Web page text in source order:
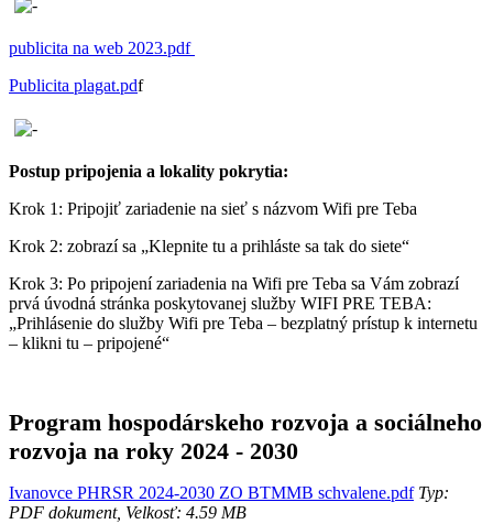
publicita na web 2023.pdf
Publicita plagat.pdf
Postup pripojenia a lokality pokrytia:
Krok 1: Pripojiť zariadenie na sieť s názvom Wifi pre Teba
Krok 2: zobrazí sa „Klepnite tu a prihláste sa tak do siete“
Krok 3: Po pripojení zariadenia na Wifi pre Teba sa Vám zobrazí
prvá úvodná stránka poskytovanej služby WIFI PRE TEBA:
„Prihlásenie do služby Wifi pre Teba – bezplatný prístup k internetu
– klikni tu – pripojené“
Program hospodárskeho rozvoja a sociálneho
rozvoja na roky 2024 - 2030
Ivanovce PHRSR 2024-2030 ZO BTMMB schvalene.pdfTyp:
PDF dokument, Velkosť: 4.59 MB